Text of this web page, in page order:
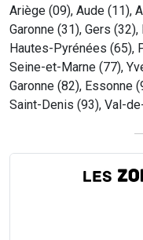
Ariège (09), Aude (11),
Garonne (31), Gers
Hautes-Pyrénées (65),
Seine-et-Marne (77),
Garonne (82), Essonne
Saint-Denis (93), Val-